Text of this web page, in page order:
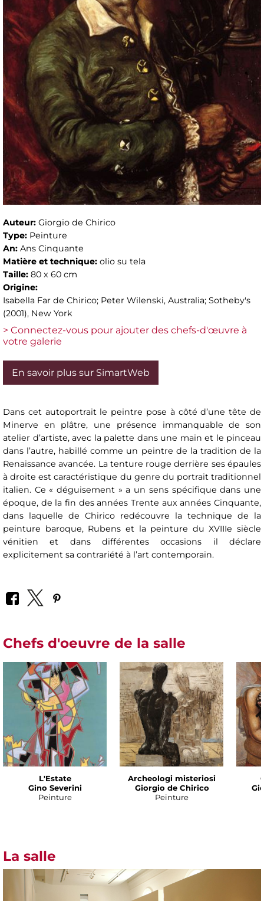
Auteur: Giorgio de Chirico
Type: Peinture
An: Ans Cinquante
Matière et technique: olio su tela
Taille: 80 x 60 cm
Origine:
Isabella Far de Chirico; Peter Wilenski, Australia; Sotheby's
(2001), New York
> Connectez-vous pour ajouter des chefs-d'œuvre à
votre galerie
En savoir plus sur SimartWeb
Dans cet autoportrait le peintre pose à côté d’une tête de
Minerve en plâtre, une présence immanquable de son
atelier d’artiste, avec la palette dans une main et le pinceau
dans l’autre, habillé comme un peintre de la tradition de la
Renaissance avancée. La tenture rouge derrière ses épaules
à droite est caractéristique du genre du portrait traditionnel
italien. Ce « déguisement » a un sens spécifique dans une
époque, de la fin des années Trente aux années Cinquante,
dans laquelle de Chirico redécouvre la technique de la
peinture baroque, Rubens et la peinture du XVIIIe siècle
vénitien et dans différentes occasions il déclare
explicitement sa contrariété à l’art contemporain.
Chefs d'oeuvre de la salle
L'Estate
Gino Severini
Peinture
Archeologi misteriosi
Giorgio de Chirico
Peinture
La salle